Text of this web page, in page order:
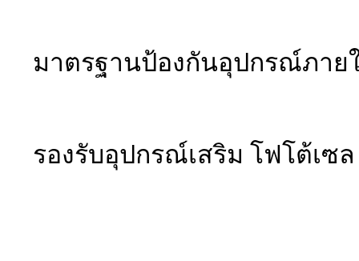
มาตรฐานป้องกันอุปกรณ์ภายใ
รองรับอุปกรณ์เสริม โฟโต้เซ